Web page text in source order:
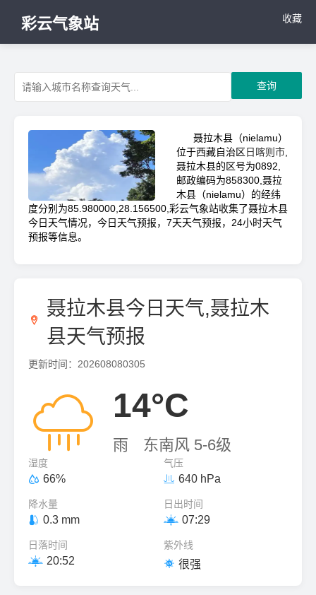
彩云气象站 收藏
查询
聂拉木县（nielamu）
位于西藏自治区 日喀则市
聂拉木县的区号为0892,
邮政编码为858300,聂拉
木县（nielamu）的经纬
度分别为85.980000,28.156500,彩云气象站收集了聂拉木县
今日天气情况，今日天气预报，7天天气预报，24小时天气
预报等信息。

聂拉木县今日天气,聂拉木
县天气预报
更新时间：202608080305
 14°C
雨 东南风 5-6级
湿度
 66%
气压
 640 hPa
降水量
 0.3 mm
日出时间
 07:29
日落时间
 20:52
紫外线
 很强